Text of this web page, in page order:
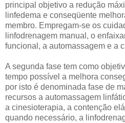
principal objetivo a redução
linfedema e conseqüente
membro. Empregam-se os
linfodrenagem manual, o
funcional, a automassagem e a
A segunda fase tem como
tempo possível a melhora
por isto é denominada fase de
recursos a automassagem
a cinesioterapia, a contenção
quando necessário, a